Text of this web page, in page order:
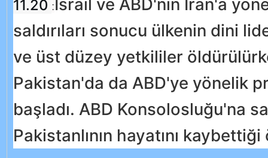
11.20 :
saldırıları sonucu ülkenin dini
ve üst düzey yetkililer
Pakistan'da da ABD'ye yönelik
başladı. ABD Konsolosluğu'na
Pakistanlının hayatını